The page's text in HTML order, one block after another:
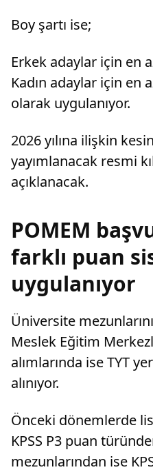
Boy şartı ise;
Erkek adaylar için en
Kadın adaylar için en
olarak uygulanıyor.
2026 yılına ilişkin
yayımlanacak resmi
açıklanacak.
POMEM
farklı puan
uygulanıyor
Üniversite
Meslek Eğitim
alımlarında ise TYT
alınıyor.
Önceki dönemlerde
KPSS P3 puan
mezunlarından ise